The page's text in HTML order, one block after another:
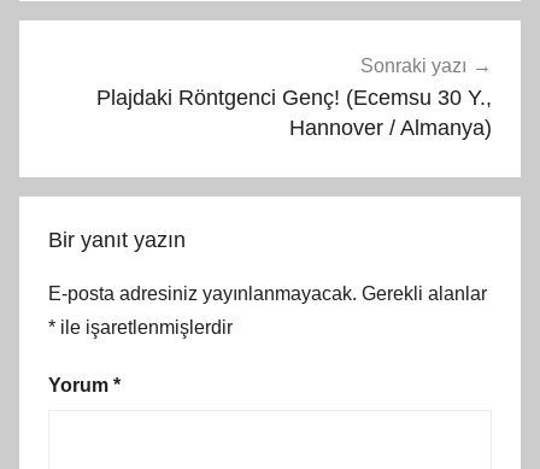
Sonraki yazı
Plajdaki Röntgenci Genç! (Ecemsu 30 Y.,
Hannover / Almanya)
Bir yanıt yazın
E-posta adresiniz yayınlanmayacak. Gerekli alanlar
* ile işaretlenmişlerdir
Yorum *